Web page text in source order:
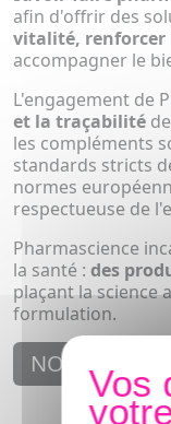
afin d'offrir des
vitalité, renforcer
accompagner le
L'engagement de
et la traçabilité
les compléments
standards stricts
normes
respectueuse de
Pharmascience
la santé : des
plaçant la science
formulation.
NOUVEAUTÉS